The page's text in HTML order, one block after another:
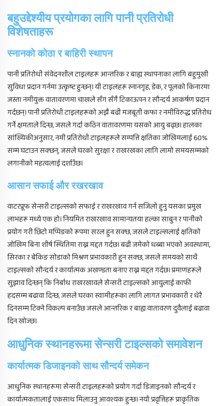
बहुउद्देश्यीय प्रयोगका लागि पानी प्रतिरोधी
विशेषताहरू
स्नानको कोठा र बाहिरी स्थापन
पानी प्रतिरोधी संवेदनशील टाइलहरू आन्तरिक र बाह्य स्थापनाका लागि बहुमुखी
सुविधा प्रदान गर्नमा उत्कृष्ट हुन्छन्। यी टाइलहरू स्नानगृह, डेक, र पूलको किनारमा
जस्ता नमीयुक्त वातावरणमा चाखले सँग सँगै टिकाऊपन र सौन्दर्य आकर्षण प्रदान
गर्दछन्। पानी प्रतिरोधी टाइलहरूको अझै बढी मजबूती कफा र नमीविरुद्ध प्रतिरोध
गर्ने क्षमताले दिन्छ, जसले गर्दा कठिन वातावरणमा यसको आयु बढ्छ। हालका
सांख्यिकीअनुसार, नमी प्रतिरोधी टाइलहरूले सम्पत्ति क्षतिका जोखिमलाई 60%
सम्म घटाउन सक्छन्, जसले घरको सुरक्षा र राखरखका लागि लामो समयसम्मको
लगानीको महत्वलाई दर्शाउँछ।
आसान सफाई और रखरखाव
वाटरप्रूफ सेन्सरी टाइल्सको सफाई र राखरखाव गर्न सजिलो हुनु यसका प्रमुख
लाभहरू मध्ये एक हो। नियमित राखरखाव सामान्यतया हल्का साबुन र पानीको
प्रयोग गरी छिटो मप्पिङको रूपमा सरल हुन सक्छ, जसले टाइल्सलाई क्षतिको
जोखिम बिना शीर्ष स्थितिमा राख्न मद्दत गर्दछ। बढी जमेको धब्बा भएको अवस्थामा,
सिरका र बेकिङ सोडाको मिश्रण प्रभावकारी हुन सक्छ, जसले समयको साथै
टाइल्सको सौन्दर्य र कार्यात्मक अखण्डता बनाए राख्न मद्दत गर्दछ। प्रमाणहरूले
सुझाव दिन्छन् कि निर्बाध राखरखावले सेन्सरी टाइल्सको आयुलाई काफी
हदसम्म बढावा दिन्छ, जसले घरका स्वामीहरूका लागि लागत प्रभावकारी र धेरै
दिनसम्म टिक्ने विकल्प बनाउँछ जसले आन्तरिक र बाह्य वातावरण दुवैलाई बढावा
दिन खोज्छ।
आधुनिक स्थानहरूमा सेन्सरी टाइल्सको समावेशन
कार्यात्मक डिजाइनको साथ सौन्दर्य समेकन
आधुनिक स्थानहरूमा सेन्सरी टाइलहरूको प्रयोग गर्दा डिजाइनको सौन्दर्य र
कार्यात्मकतालाई एकसाथ मिलाउनु आवश्यक हुन्छ। नयाँ प्रवृत्तिहरू प्राकृतिक